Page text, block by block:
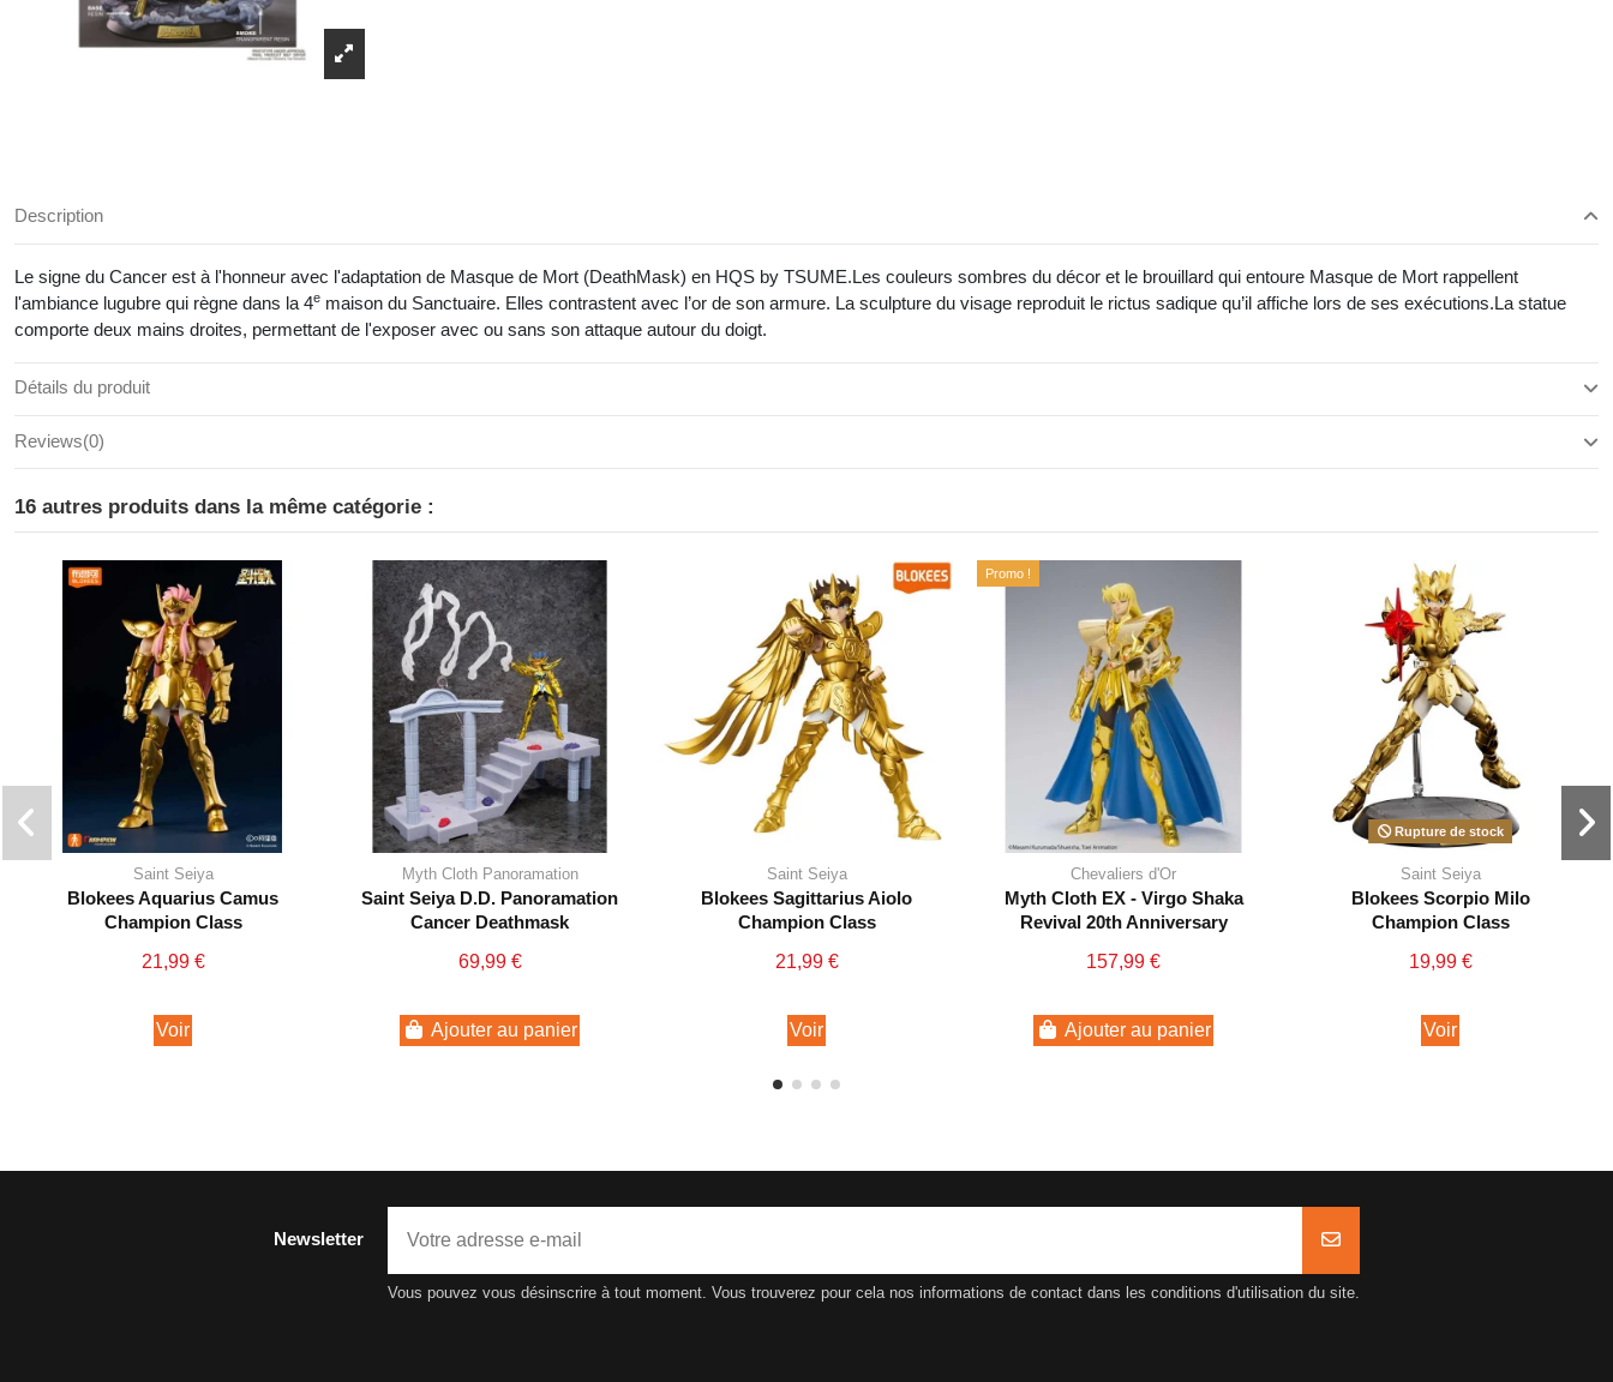
Description
Le signe du Cancer est à l'honneur avec l'adaptation de Masque de Mort (DeathMask) en HQS by TSUME.Les couleurs sombres du décor et le brouillard qui entoure Masque de Mort rappellent
l'ambiance lugubre qui règne dans la 4e maison du Sanctuaire. Elles contrastent avec l’or de son armure. La sculpture du visage reproduit le rictus sadique qu’il affiche lors de ses exécutions.La statue
comporte deux mains droites, permettant de l'exposer avec ou sans son attaque autour du doigt.
Détails du produit
Reviews(0)
16 autres produits dans la même catégorie :
Saint Seiya
Blokees Aquarius Camus
Champion Class
21,99 €
Voir
Myth Cloth Panoramation
Saint Seiya D.D. Panoramation
Cancer Deathmask
69,99 €
Ajouter au panier
Saint Seiya
Blokees Sagittarius Aiolo
Champion Class
21,99 €
Voir
Promo !
Chevaliers d'Or
Myth Cloth EX - Virgo Shaka
Revival 20th Anniversary
157,99 €
Ajouter au panier
Rupture de stock
Saint Seiya
Blokees Scorpio Milo
Champion Class
19,99 €
Voir
Newsletter
Vous pouvez vous désinscrire à tout moment. Vous trouverez pour cela nos informations de contact dans les conditions d'utilisation du site.